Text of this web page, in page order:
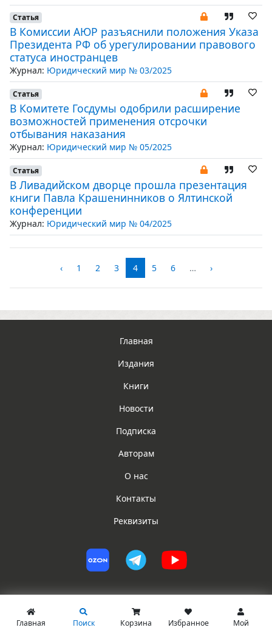
Статья
В Комиссии АЮР разъяснили положения Указа
Президента РФ об урегулировании правового
статуса иностранцев
Журнал: Юридический мир № 03/2025
Статья
В Комитете Госдумы одобрили расширение
возможностей применения отсрочки
отбывания наказания
Журнал: Юридический мир № 05/2025
Статья
В Ливадийском дворце прошла презентация
книги Павла Крашенинников о Ялтинской
конференции
Журнал: Юридический мир № 04/2025
‹ 1 2 3 4 5 6 … ›
Главная
Издания
Книги
Новости
Подписка
Авторам
О нас
Контакты
Реквизиты
© ИГ ЮРИСТ
Главная Поиск Корзина Избранное Мой